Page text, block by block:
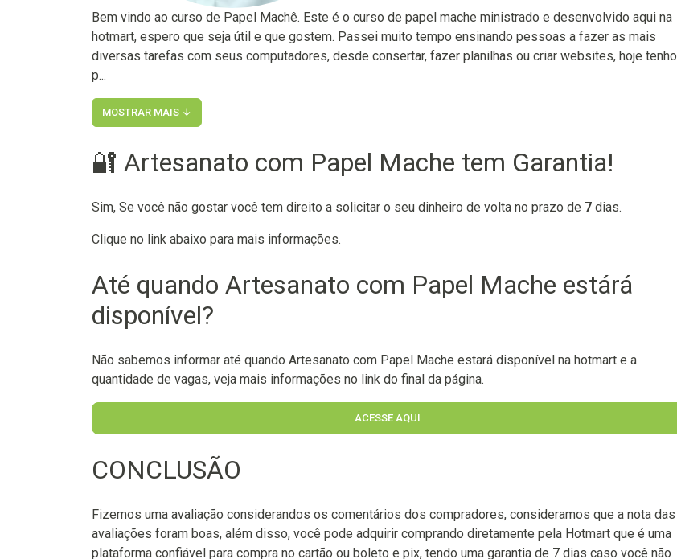
Bem vindo ao curso de Papel Machê. Este é o curso de papel mache ministrado e desenvolvido aqui na
hotmart, espero que seja útil e que gostem. Passei muito tempo ensinando pessoas a fazer as mais
diversas tarefas com seus computadores, desde consertar, fazer planilhas ou criar websites, hoje tenho
p...
MOSTRAR MAIS ↓
🔐 Artesanato com Papel Mache tem Garantia!
Sim, Se você não gostar você tem direito a solicitar o seu dinheiro de volta no prazo de 7 dias.
Clique no link abaixo para mais informações.
Até quando Artesanato com Papel Mache estárá
disponível?
Não sabemos informar até quando Artesanato com Papel Mache estará disponível na hotmart e a
quantidade de vagas, veja mais informações no link do final da página.
ACESSE AQUI
CONCLUSÃO
Fizemos uma avaliação considerandos os comentários dos compradores, consideramos que a nota das
avaliações foram boas, além disso, você pode adquirir comprando diretamente pela Hotmart que é uma
plataforma confiável para compra no cartão ou boleto e pix, tendo uma garantia de 7 dias caso você não